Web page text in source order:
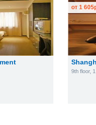
9th floor,
от 1 605